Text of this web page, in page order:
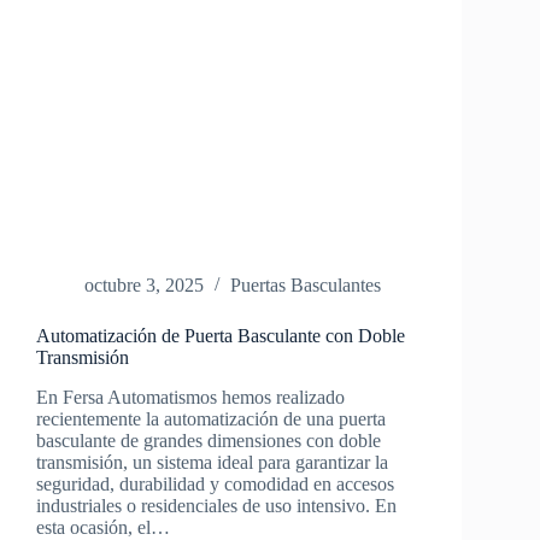
octubre 3, 2025 Puertas Basculantes
Automatización de Puerta Basculante con Doble
Transmisión
En Fersa Automatismos hemos realizado
recientemente la automatización de una puerta
basculante de grandes dimensiones con doble
transmisión, un sistema ideal para garantizar la
seguridad, durabilidad y comodidad en accesos
industriales o residenciales de uso intensivo. En
esta ocasión, el…